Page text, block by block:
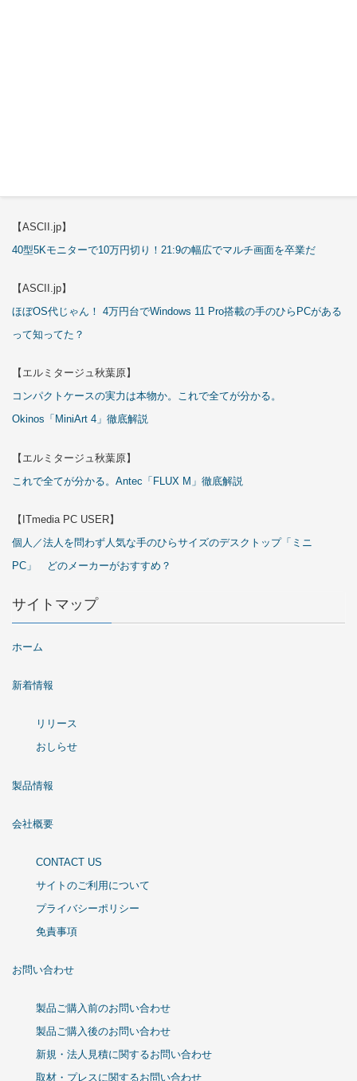
【ASCII.jp】
40型5Kモニターで10万円切り！21:9の幅広でマルチ画面を卒業だ
【ASCII.jp】
ほぼOS代じゃん！ 4万円台でWindows 11 Pro搭載の手のひらPCがある
って知ってた？
【エルミタージュ秋葉原】
コンパクトケースの実力は本物か。これで全てが分かる。
Okinos「MiniArt 4」徹底解説
【エルミタージュ秋葉原】
これで全てが分かる。Antec「FLUX M」徹底解説
【ITmedia PC USER】
個人／法人を問わず人気な手のひらサイズのデスクトップ「ミニ
PC」 どのメーカーがおすすめ？
サイトマップ
ホーム
新着情報
リリース
おしらせ
製品情報
会社概要
CONTACT US
サイトのご利用について
プライバシーポリシー
免責事項
お問い合わせ
製品ご購入前のお問い合わせ
製品ご購入後のお問い合わせ
新規・法人見積に関するお問い合わせ
取材・プレスに関するお問い合わせ